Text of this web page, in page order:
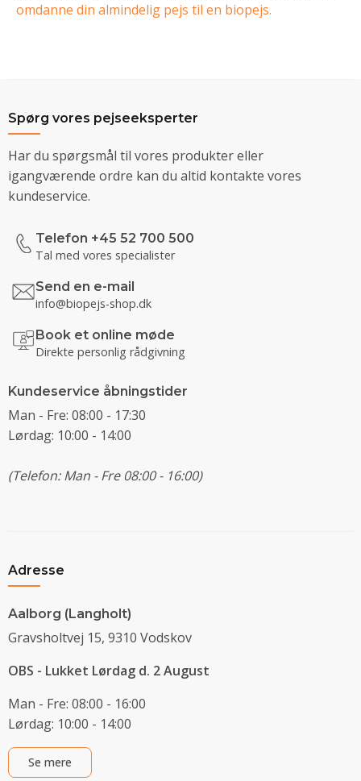
omdanne din almindelig pejs til en biopejs.
Spørg vores pejseeksperter
Har du spørgsmål til vores produkter eller
igangværende ordre kan du altid kontakte vores
kundeservice.
Telefon +45 52 700 500
Tal med vores specialister
Send en e-mail
info@biopejs-shop.dk
Book et online møde
Direkte personlig rådgivning
Kundeservice åbningstider
Man - Fre: 08:00 - 17:30
Lørdag: 10:00 - 14:00
(Telefon: Man - Fre 08:00 - 16:00)
Adresse
Aalborg (Langholt)
Gravsholtvej 15, 9310 Vodskov
OBS - Lukket Lørdag d. 2 August
Man - Fre: 08:00 - 16:00
Lørdag: 10:00 - 14:00
Se mere